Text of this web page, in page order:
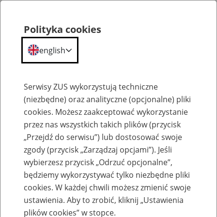
Bieżące wyjaśnienia komórek merytorycznych
Uprawnienia emerytalne dla osób
walczących o wolną Polskę
Polityka cookies
english
Serwisy ZUS wykorzystują techniczne
(niezbędne) oraz analityczne (opcjonalne) pliki
cookies. Możesz zaakceptować wykorzystanie
przez nas wszystkich takich plików (przycisk
„Przejdź do serwisu”) lub dostosować swoje
zgody (przycisk „Zarządzaj opcjami”). Jeśli
wybierzesz przycisk „Odrzuć opcjonalne”,
będziemy wykorzystywać tylko niezbędne pliki
cookies. W każdej chwili możesz zmienić swoje
ustawienia. Aby to zrobić, kliknij „Ustawienia
plików cookies” w stopce.